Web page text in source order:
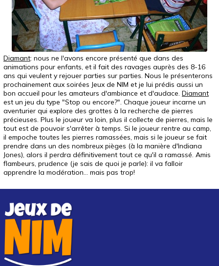
Diamant: nous ne l'avons encore présenté que dans des
animations pour enfants, et il fait des ravages auprès des 8-16
ans qui veulent y rejouer parties sur parties. Nous le présenterons
prochainement aux soirées Jeux de NIM et je lui prédis aussi un
bon accueil pour les amateurs d'ambiance et d'audace. Diamant
est un jeu du type "Stop ou encore?". Chaque joueur incarne un
aventurier qui explore des grottes à la recherche de pierres
précieuses. Plus le joueur va loin, plus il collecte de pierres, mais le
tout est de pouvoir s'arrêter à temps. Si le joueur rentre au camp,
il empoche toutes les pierres ramassées, mais si le joueur se fait
prendre dans un des nombreux pièges (à la manière d'Indiana
Jones), alors il perdra définitivement tout ce qu'il a ramassé. Amis
flambeurs, prudence (je sais de quoi je parle): il va falloir
apprendre la modération... mais pas trop!